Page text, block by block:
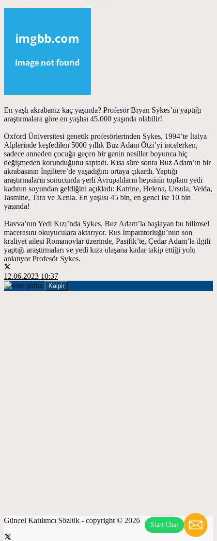
En yaşlı akrabanız kaç yaşında? Profesör Bryan Sykes’ın yaptığı
araştırmalara göre en yaşlısı 45.000 yaşında olabilir!
Oxford Üniversitesi genetik profesörlerinden Sykes, 1994’te İtalya
Alplerinde keşfedilen 5000 yıllık Buz Adam Ötzi’yi incelerken,
sadece anneden çocuğa geçen bir genin nesiller boyunca hiç
değişmeden korunduğunu saptadı. Kısa süre sonra Buz Adam’ın bir
akrabasının İngiltere’de yaşadığını ortaya çıkardı. Yaptığı
araştırmaların sonucunda yerli Avrupalıların hepsinin toplam yedi
kadının soyundan geldiğini açıkladı: Katrine, Helena, Ursula, Velda,
Jasmine, Tara ve Xenia. En yaşlısı 45 bin, en genci ise 10 bin
yaşında!
Havva’nın Yedi Kızı’nda Sykes, Buz Adam’la başlayan bu bilimsel
macerasını okuyuculara aktarıyor. Rus İmparatorluğu’nun son
kraliyet ailesi Romanovlar üzerinde, Pasifik’te, Çedar Adam’la ilgili
yaptığı araştırmaları ve yedi kıza ulaşana kadar takip ettiği yolu
anlatıyor Profesör Sykes.
12.06.2023 10:37
Kalpir
Güncel Katılımcı Sözlük - copyright © 2026